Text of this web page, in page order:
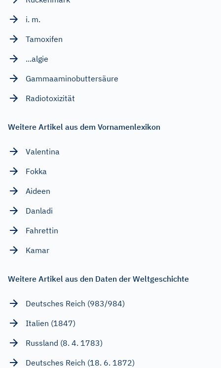
i. m.
Tamoxifen
...algie
Gammaaminobuttersäure
Radiotoxizität
Weitere Artikel aus dem Vornamenlexikon
Valentina
Fokka
Aideen
Danladi
Fahrettin
Kamar
Weitere Artikel aus den Daten der Weltgeschichte
Deutsches Reich (983/984)
Italien (1847)
Russland (8. 4. 1783)
Deutsches Reich (18. 6. 1872)